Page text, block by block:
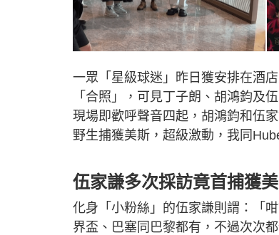
一眾「星級球迷」昨日獲安排在酒
「合照」，可見丁子朗、胡鴻鈞及
現場即歡呼聲音四起，胡鴻鈞和伍
野生捕獲美斯，超級激動，我同
伍家謙多次採訪竟首捕獲
化身「小粉絲」的伍家謙則謂：「
界盃、巴塞同巴黎都有，不過次次